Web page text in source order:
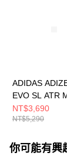
ADIDAS
EVO SL ATR
步鞋 KK2688
NT$3,690
NT$5,290
你可能有興